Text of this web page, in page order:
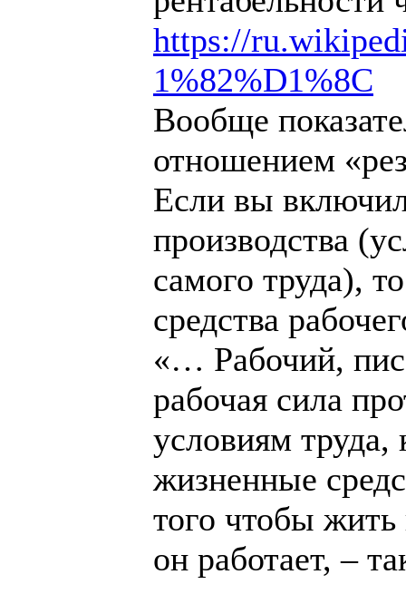
https://
1%82%D1%8C
Вообще
отношением
Если вы
производства
самого труда),
средства
«… Рабочий,
рабочая сила
условиям труда,
жизненные
того чтобы жить
он работает, –